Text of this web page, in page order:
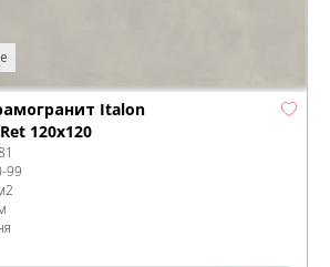
Italon
120x120
-99
2